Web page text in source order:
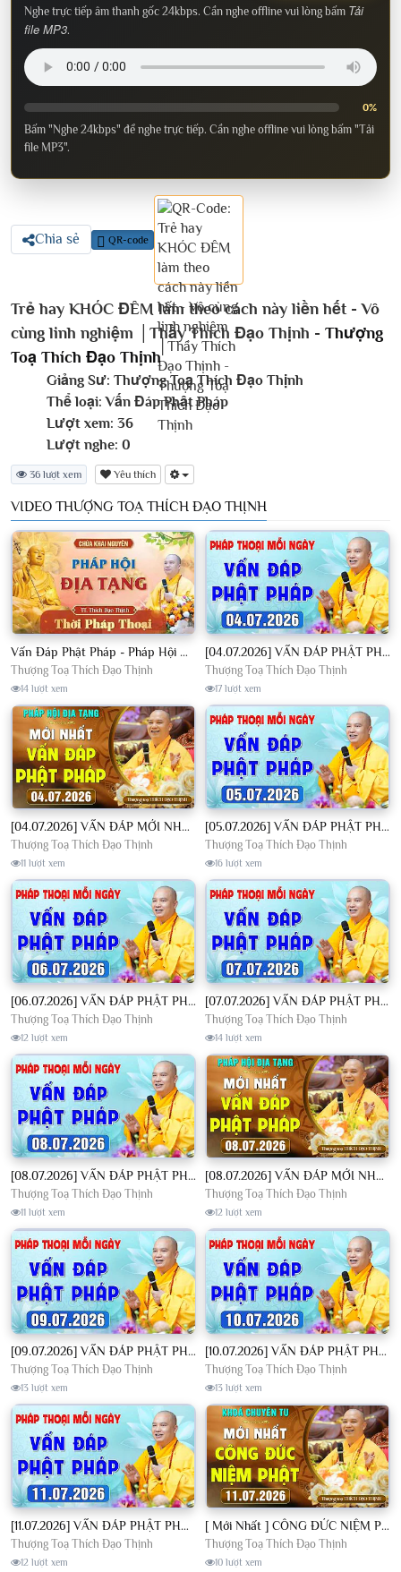
Nghe trực tiếp âm thanh gốc 24kbps. Cần nghe offline vui lòng bấm Tải
file MP3.
0%
Bấm "Nghe 24kbps" để nghe trực tiếp. Cần nghe offline vui lòng bấm "Tải
file MP3".
Chia sẻ QR-code
Trẻ hay KHÓC ĐÊM làm theo cách này liền hết - Vô
cùng linh nghiệm │Thầy Thích Đạo Thịnh - Thượng
Toạ Thích Đạo Thịnh
Giảng Sư: Thượng Toạ Thích Đạo Thịnh
Thể loại: Vấn Đáp Phật Pháp
Lượt xem: 36
Lượt nghe: 0
36 lượt xem Yêu thích
VIDEO THƯỢNG TOẠ THÍCH ĐẠO THỊNH
Vấn Đáp Phật Pháp - Pháp Hội Địa Tạng Ngày 01/08/2026│TT. Thích Đạo Thịnh
Thượng Toạ Thích Đạo Thịnh
14 lượt xem
[04.07.2026] VẤN ĐÁP PHẬT PHÁP - Nghe Thầy giảng Pháp mỗi ngày CÔNG ĐỨC VÔ LƯỢNG│TT. Thích Đạo Thịnh
Thượng Toạ Thích Đạo Thịnh
17 lượt xem
[04.07.2026] VẤN ĐÁP MỚI NHẤT - Pháp Hội Địa Tạng Chùa Khai Nguyên | TT. Thích Đạo Thịnh
Thượng Toạ Thích Đạo Thịnh
11 lượt xem
[05.07.2026] VẤN ĐÁP PHẬT PHÁP - Nghe Thầy giảng Pháp mỗi ngày CÔNG ĐỨC VÔ LƯỢNG│TT. Thích Đạo Thịnh
Thượng Toạ Thích Đạo Thịnh
16 lượt xem
[06.07.2026] VẤN ĐÁP PHẬT PHÁP - Nghe Thầy giảng Pháp mỗi ngày CÔNG ĐỨC VÔ LƯỢNG│TT. Thích Đạo Thịnh
Thượng Toạ Thích Đạo Thịnh
12 lượt xem
[07.07.2026] VẤN ĐÁP PHẬT PHÁP - Nghe Thầy giảng Pháp mỗi ngày CÔNG ĐỨC VÔ LƯỢNG│TT. Thích Đạo Thịnh
Thượng Toạ Thích Đạo Thịnh
14 lượt xem
[08.07.2026] VẤN ĐÁP PHẬT PHÁP - Nghe Thầy giảng Pháp mỗi ngày CÔNG ĐỨC VÔ LƯỢNG│TT. Thích Đạo Thịnh
Thượng Toạ Thích Đạo Thịnh
11 lượt xem
[08.07.2026] VẤN ĐÁP MỚI NHẤT - Pháp Hội Địa Tạng Chùa Khai Nguyên | TT. Thích Đạo Thịnh
Thượng Toạ Thích Đạo Thịnh
12 lượt xem
[09.07.2026] VẤN ĐÁP PHẬT PHÁP - Nghe Thầy giảng Pháp mỗi ngày CÔNG ĐỨC VÔ LƯỢNG│TT. Thích Đạo Thịnh
Thượng Toạ Thích Đạo Thịnh
13 lượt xem
[10.07.2026] VẤN ĐÁP PHẬT PHÁP - Nghe Thầy giảng Pháp mỗi ngày CÔNG ĐỨC VÔ LƯỢNG│TT. Thích Đạo Thịnh
Thượng Toạ Thích Đạo Thịnh
13 lượt xem
[11.07.2026] VẤN ĐÁP PHẬT PHÁP - Nghe Thầy giảng Pháp mỗi ngày CÔNG ĐỨC VÔ LƯỢNG│TT. Thích Đạo Thịnh
Thượng Toạ Thích Đạo Thịnh
12 lượt xem
[ Mới Nhất ] CÔNG ĐỨC NIỆM PHẬT - Khoá Chuyên Tu Chùa Khai Nguyên 11/07/2026 | TT. Thích Đạo Thịnh
Thượng Toạ Thích Đạo Thịnh
10 lượt xem